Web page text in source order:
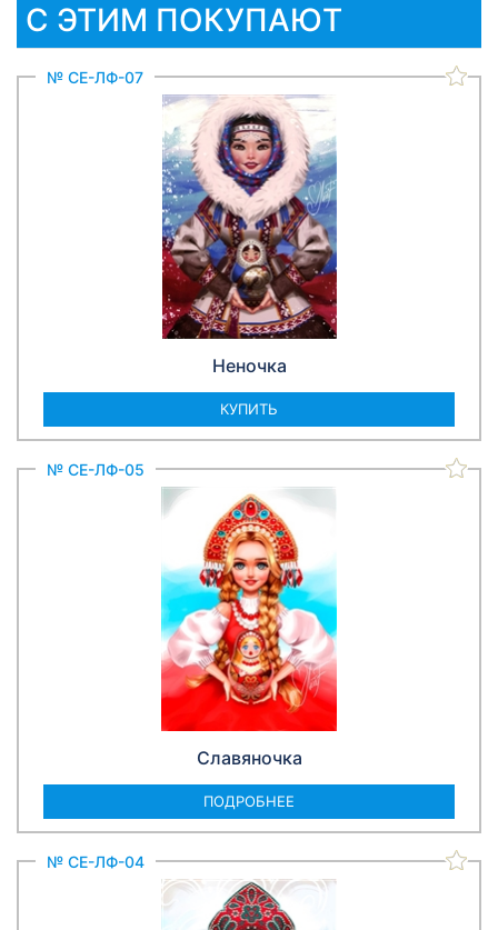
С ЭТИМ ПОКУПАЮТ
№ СЕ-ЛФ-07
Неночка
КУПИТЬ
№ СЕ-ЛФ-05
Славяночка
ПОДРОБНЕЕ
№ СЕ-ЛФ-04